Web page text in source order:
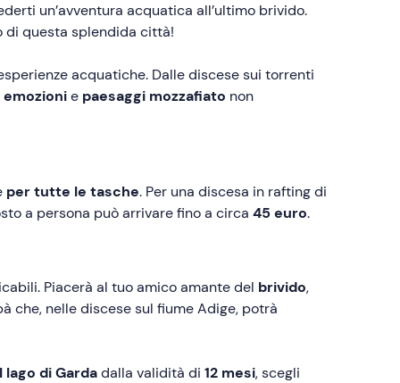
un’avventura acquatica all’ultimo brivido.
di questa splendida città!
acquatiche. Dalle discese sui torrenti
emozionie paesaggi mozzafiato non
per tutte le tasche. Per una discesa in rafting di
a persona può arrivare fino a circa 45 euro.
Piacerà al tuo amico amante del brivido,
che, nelle discese sul fiume Adige, potrà
di Gardadalla validità di 12 mesi, scegli